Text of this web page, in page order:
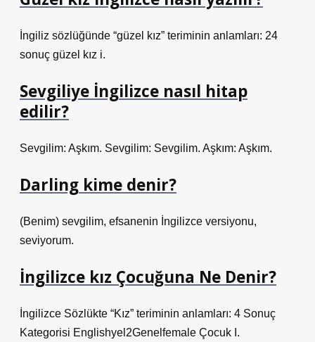
İngiliz sözlüğünde “güzel kız” teriminin anlamları: 24
sonuç güzel kız i.
Sevgiliye İngilizce nasıl hitap
edilir?
Sevgilim: Aşkım. Sevgilim: Sevgilim. Aşkım: Aşkım.
Darling kime denir?
(Benim) sevgilim, efsanenin İngilizce versiyonu,
seviyorum.
İngilizce kız Çocuğuna Ne Denir?
İngilizce Sözlükte “Kız” teriminin anlamları: 4 Sonuç
Kategorisi Englishyel2Genelfemale Çocuk I.